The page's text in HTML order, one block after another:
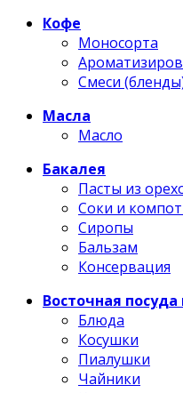
Кофе
Моносорта
Смеси
Масла
Масло
Бакалея
Пасты из
Соки и
Сиропы
Бальзам
Консервация
Восточная посуда
Блюда
Косушки
Пиалушки
Чайники